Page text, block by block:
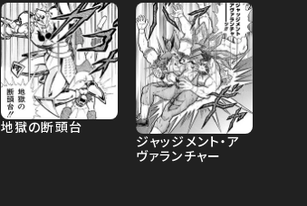
地獄の断頭台
ジャッジメント・ア
ヴァランチャー